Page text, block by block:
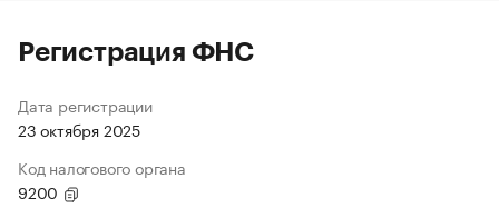
Регистрация ФНС
Дата регистрации
23 октября 2025
Код налогового органа
9200